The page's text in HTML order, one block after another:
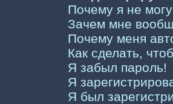
Почему я не
Зачем мне
Почему меня
Как сделать,
Я забыл пароль!
Я
Я был